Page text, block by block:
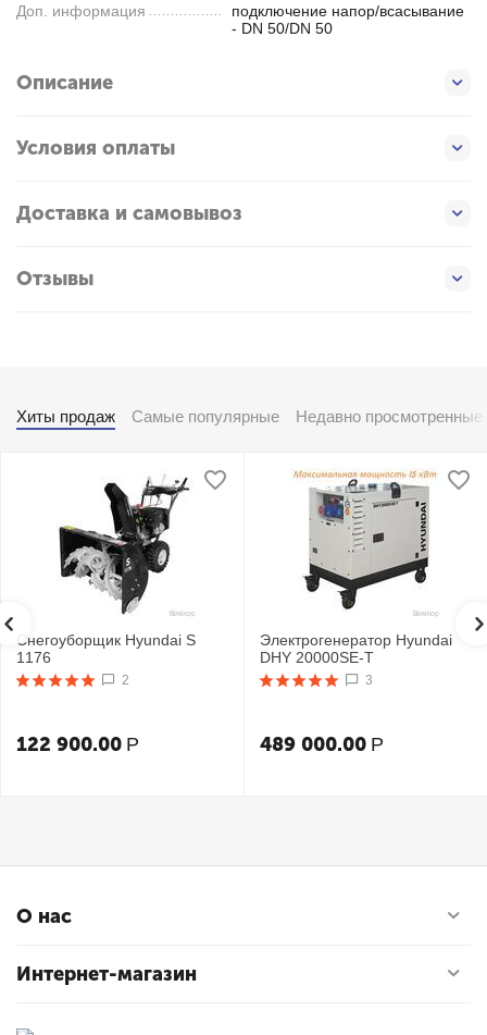
Доп. информация
подключение напор/всасывание
- DN 50/DN 50
Описание
Условия оплаты
Доставка и самовывоз
Отзывы
Хиты продаж Самые популярные Недавно просмотренные
Снегоуборщик Hyundai S
1176
2
122 900.00 Р
Электрогенератор Hyundai
DHY 20000SE-T
3
489 000.00 Р
О нас
Интернет-магазин